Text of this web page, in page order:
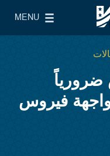
MENU
Main Menu
ضرورياً
فيروس